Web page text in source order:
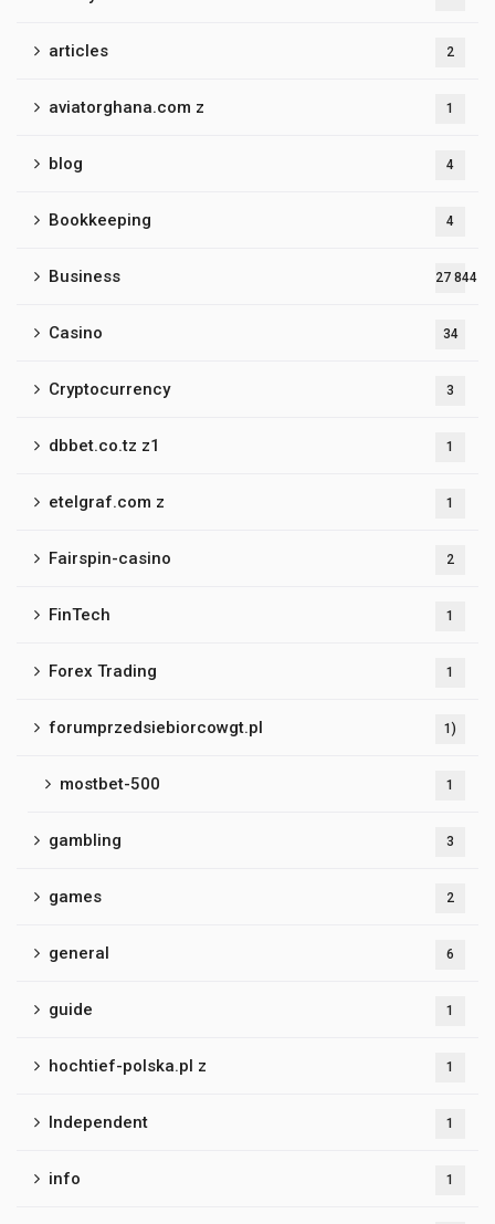
articles 2
aviatorghana.com z 1
blog 4
Bookkeeping 4
Business 27 844
Casino 34
Cryptocurrency 3
dbbet.co.tz z1 1
etelgraf.com z 1
Fairspin-casino 2
FinTech 1
Forex Trading 1
forumprzedsiebiorcowgt.pl 1)
mostbet-500 1
gambling 3
games 2
general 6
guide 1
hochtief-polska.pl z 1
Independent 1
info 1